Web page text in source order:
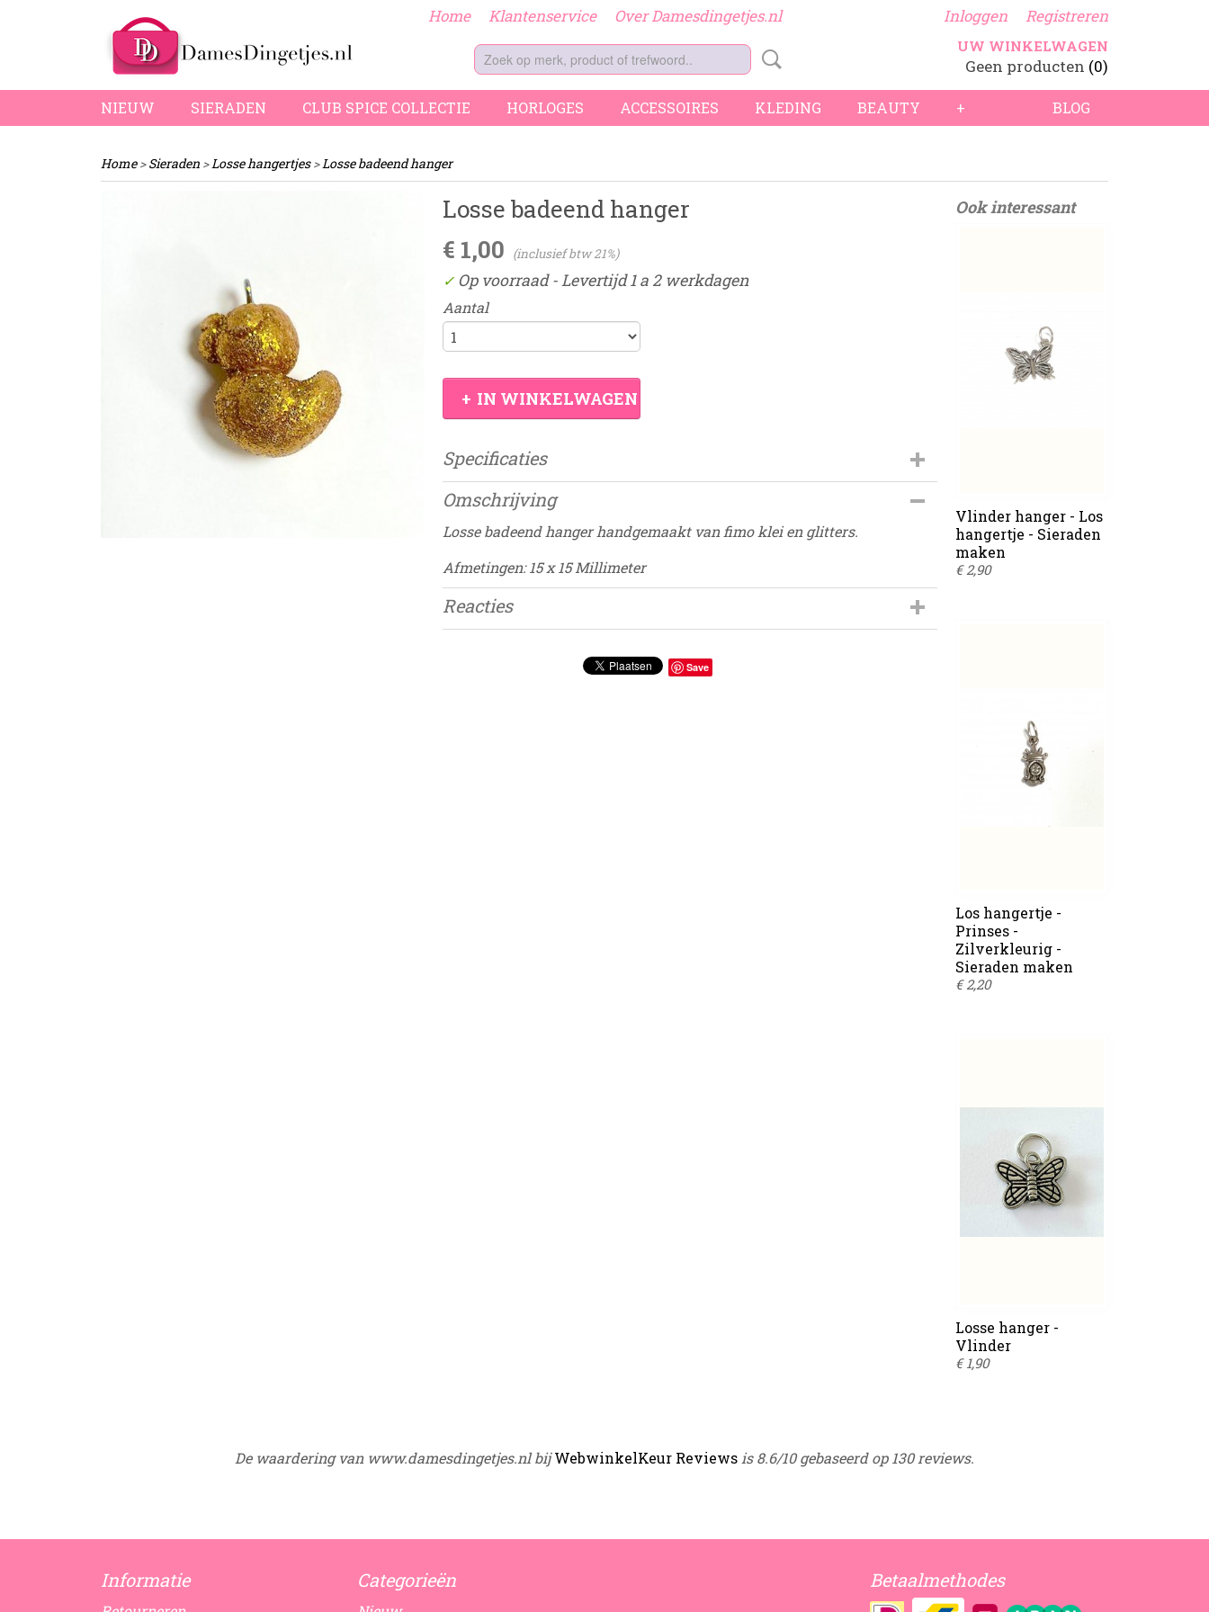
Home Klantenservice Over Damesdingetjes.nl Inloggen Registreren
UW WINKELWAGEN
Geen producten (0)
BLOG
NIEUW SIERADEN CLUB SPICE COLLECTIE HORLOGES ACCESSOIRES KLEDING BEAUTY +
Home>Sieraden >Losse hangertjes>Losse badeend hanger
Losse badeend hanger
€ 1,00
(inclusief btw 21%)
✓ Op voorraad- Levertijd 1 a 2 werkdagen
Aantal
IN WINKELWAGEN
Specificaties
Productcode
Omschrijving
Losse badeend hanger handgemaakt van fimo klei en glitters.
Afmetingen: 15 x 15 Millimeter
Reacties
Save
Ook interessant
Vlinder hanger - Los
hangertje - Sieraden
maken
€ 2,90
Los hangertje -
Prinses -
Zilverkleurig -
Sieraden maken
€ 2,20
Losse hanger -
Vlinder
€ 1,90
De waardering van www.damesdingetjes.nl bijWebwinkelKeur Reviews is 8.6/10 gebaseerd op 130 reviews.
Informatie Categorieën Betaalmethodes